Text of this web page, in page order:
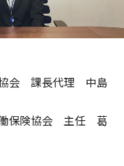
会 課長代理 中島
保険協会 主任 葛